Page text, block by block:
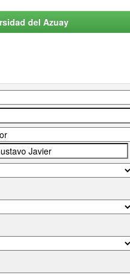
del Azuay